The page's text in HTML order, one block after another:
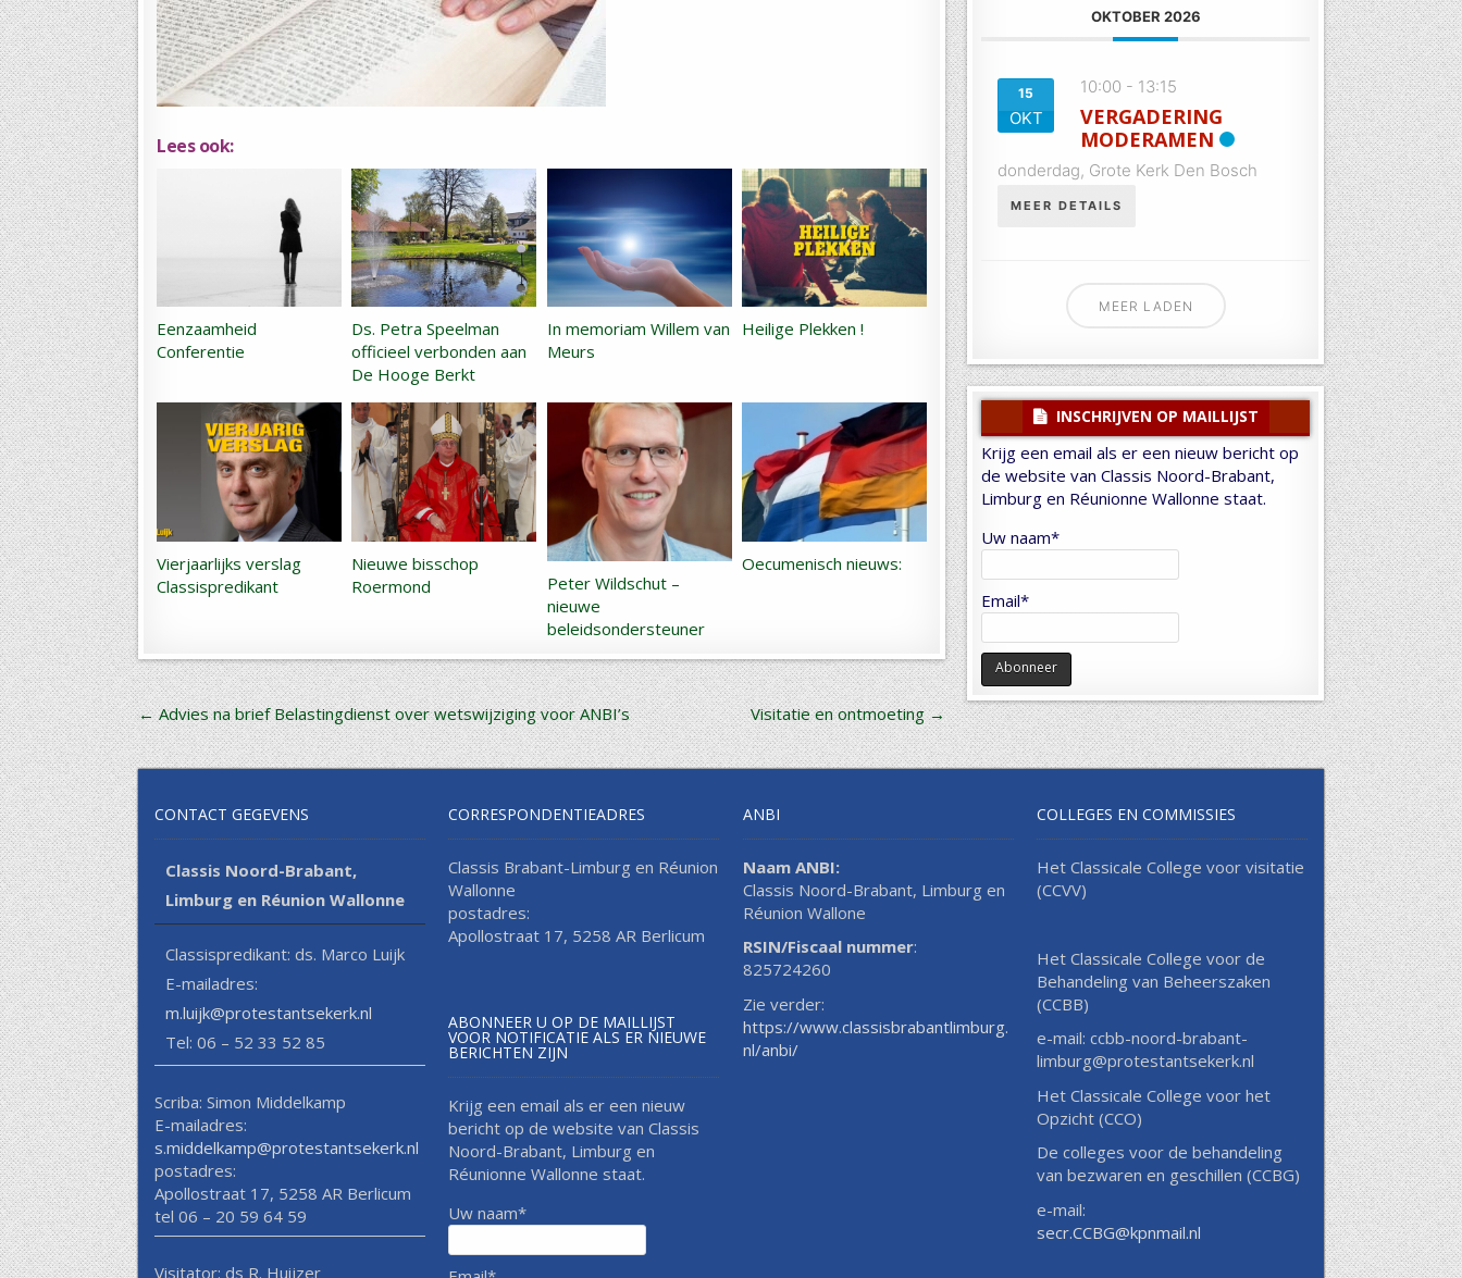
Lees ook:
Eenzaamheid
Conferentie
Ds. Petra Speelman
officieel verbonden aan
De Hooge Berkt
In memoriam Willem van
Meurs
Heilige Plekken !
Vierjaarlijks verslag
Classispredikant
Nieuwe bisschop
Roermond
Peter Wildschut –
nieuwe
beleidsondersteuner
Oecumenisch nieuws:
Bericht
navigatie
← Advies na brief Belastingdienst over wetswijziging voor ANBI’s Visitatie en ontmoeting →
OKTOBER 2026
15
OKT
10:00 - 13:15
VERGADERING
MODERAMEN
donderdag, Grote Kerk Den Bosch
MEER DETAILS
MEER LADEN
INSCHRIJVEN OP MAILLIJST
Krijg een email als er een nieuw bericht op
de website van Classis Noord-Brabant,
Limburg en Réunionne Wallonne staat.
Uw naam*
Email*
CONTACT GEGEVENS
Classis Noord-Brabant,
Limburg en Réunion Wallonne
Classispredikant: ds. Marco Luijk
E-mailadres:
m.luijk@protestantsekerk.nl
Tel: 06 – 52 33 52 85
Scriba: Simon Middelkamp
E-mailadres:
s.middelkamp@protestantsekerk.nl
postadres:
Apollostraat 17, 5258 AR Berlicum
tel 06 – 20 59 64 59
Visitator: ds R. Huijzer
CORRESPONDENTIEADRES
Classis Brabant-Limburg en Réunion
Wallonne
postadres:
Apollostraat 17, 5258 AR Berlicum
ABONNEER U OP DE MAILLIJST
VOOR NOTIFICATIE ALS ER NIEUWE
BERICHTEN ZIJN
Krijg een email als er een nieuw
bericht op de website van Classis
Noord-Brabant, Limburg en
Réunionne Wallonne staat.
Uw naam*
ANBI
Naam ANBI:
Classis Noord-Brabant, Limburg en
Réunion Wallone
RSIN/Fiscaal nummer:
825724260
Zie verder:
https://www.classisbrabantlimburg.
nl/anbi/
COLLEGES EN COMMISSIES
Het Classicale College voor visitatie
(CCVV)
Het Classicale College voor de
Behandeling van Beheerszaken
(CCBB)
e-mail: ccbb-noord-brabant-
limburg@protestantsekerk.nl
Het Classicale College voor het
Opzicht (CCO)
De colleges voor de behandeling
van bezwaren en geschillen (CCBG)
e-mail:
secr.CCBG@kpnmail.nl